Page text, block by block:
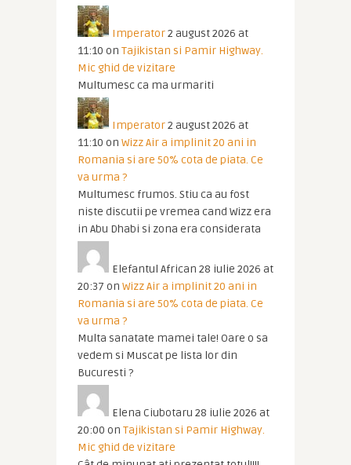
Imperator2 august 2026 at
11:10 on Tajikistan si Pamir Highway.
Mic ghid de vizitare
Multumesc ca ma urmariti
Imperator2 august 2026 at
11:10 on Wizz Air a implinit 20 ani in
Romania si are 50% cota de piata. Ce
va urma ?
Multumesc frumos. Stiu ca au fost
niste discutii pe vremea cand Wizz era
in Abu Dhabi si zona era considerata
Elefantul African 28 iulie 2026 at
20:37 on Wizz Air a implinit 20 ani in
Romania si are 50% cota de piata. Ce
va urma ?
Multa sanatate mamei tale! Oare o sa
vedem si Muscat pe lista lor din
Bucuresti ?
Elena Ciubotaru 28 iulie 2026 at
20:00 on Tajikistan si Pamir Highway.
Mic ghid de vizitare